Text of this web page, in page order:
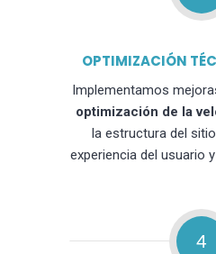
OPTIMIZACIÓN
Implementamos
optimización de la
la estructura del
experiencia del usuario
4